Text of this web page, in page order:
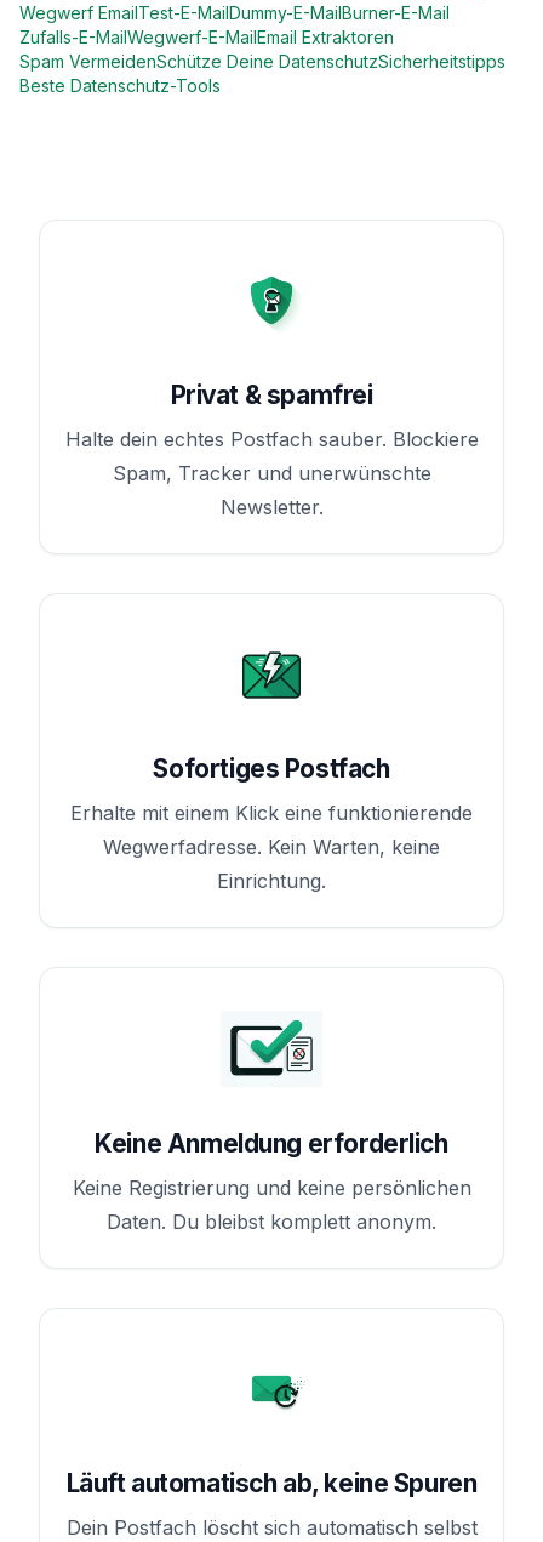
Wegwerf EmailTest-E-MailDummy-E-MailBurner-E-Mail
Zufalls-E-MailWegwerf-E-MailEmail Extraktoren
Spam VermeidenSchütze Deine DatenschutzSicherheitstipps
Beste Datenschutz-Tools
Privat & spamfrei
Halte dein echtes Postfach sauber. Blockiere
Spam, Tracker und unerwünschte
Newsletter.
Sofortiges Postfach
Erhalte mit einem Klick eine funktionierende
Wegwerfadresse. Kein Warten, keine
Einrichtung.
Keine Anmeldung erforderlich
Keine Registrierung und keine persönlichen
Daten. Du bleibst komplett anonym.
Läuft automatisch ab, keine Spuren
Dein Postfach löscht sich automatisch selbst